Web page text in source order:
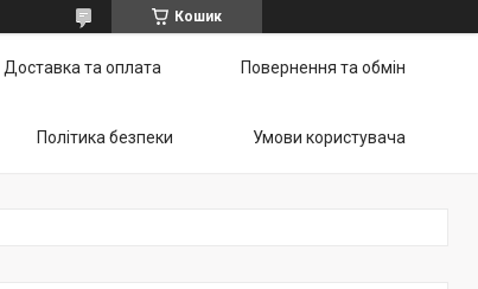
Кошик
Доставка та оплата Повернення та обмін
Політика безпеки Умови користувача